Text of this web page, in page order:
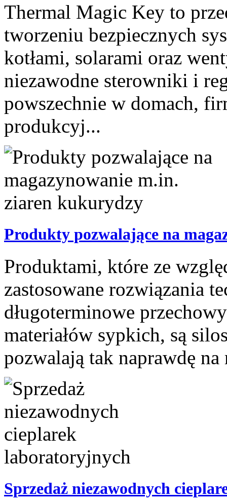
Thermal Magic Key to
tworzeniu bezpiecznych
kotłami, solarami oraz
niezawodne sterowniki i
powszechnie w domach,
produkcyj...
Produkty pozwalające na
Produktami, które ze
zastosowane rozwiązania
długoterminowe
materiałów sypkich, są
pozwalają tak naprawdę
Sprzedaż niezawodnych